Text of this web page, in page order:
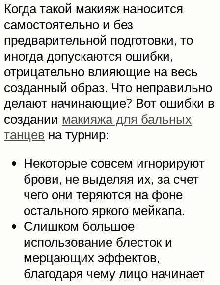
Когда такой макияж наносится
самостоятельно и без
предварительной подготовки, то
иногда допускаются ошибки,
отрицательно влияющие на весь
созданный образ. Что неправильно
делают начинающие? Вот ошибки в
создании макияжа для бальных
танцев на турнир:
Некоторые совсем игнорируют
брови, не выделяя их, за счет
чего они теряются на фоне
остального яркого мейкапа.
Слишком большое
использование блесток и
мерцающих эффектов,
благодаря чему лицо начинает